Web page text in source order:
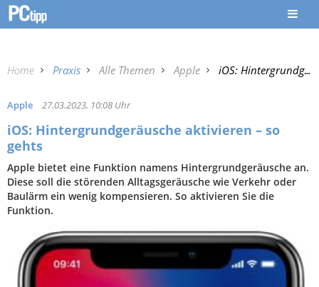
Home Praxis Alle Themen Apple iOS: Hintergrundgeräusche aktivieren – so gehts
Apple 27.03.2023, 10:08 Uhr
iOS: Hintergrundgeräusche aktivieren – so
gehts
Apple bietet eine Funktion namens Hintergrundgeräusche an.
Diese soll die störenden Alltagsgeräusche wie Verkehr oder
Baulärm ein wenig kompensieren. So aktivieren Sie die
Funktion.